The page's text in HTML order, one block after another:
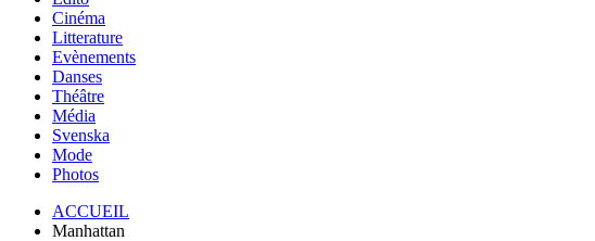
Cinéma
Litterature
Evènements
Danses
Théâtre
Média
Svenska
Mode
Photos
ACCUEIL
Manhattan